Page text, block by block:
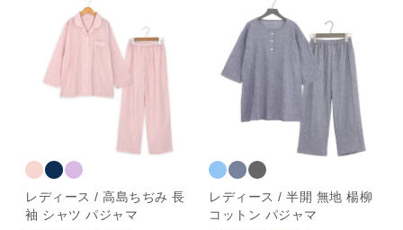
レディース / 高島ちぢみ 長
袖 シャツ パジャマ
レディース / 半開 無地 楊柳
コットン パジャマ